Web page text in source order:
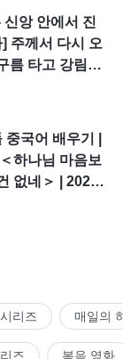
신앙 안에서 진
주께서 다시 오
름 타고 강림하
국어 배우기 |
하나님 마음보
없네＞ | 2026
리즈 매일의
즈 복음 영화